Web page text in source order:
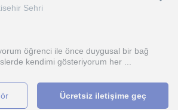
Sehri
öğrenci ile önce duygusal bir bağ
kendimi gösteriyorum her ...
Ücretsiz iletişime geç